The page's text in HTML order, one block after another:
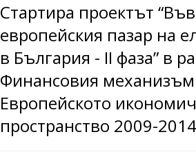
Стартира проектът
европейския пазар на
в България - II фаза” в
Финансовия
Европейското
пространство 2009-